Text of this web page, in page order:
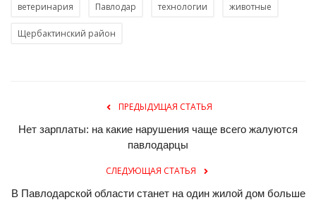
ветеринария Павлодар технологии животные
Щербактинский район
ПРЕДЫДУЩАЯ СТАТЬЯ
Нет зарплаты: на какие нарушения чаще всего жалуются
павлодарцы
СЛЕДУЮЩАЯ СТАТЬЯ
В Павлодарской области станет на один жилой дом больше